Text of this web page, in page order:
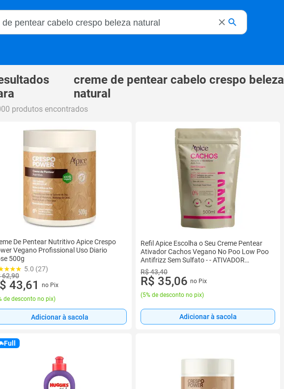
Magalu
creme de pentear cabelo crespo beleza
natural
produtos encontrados
De Pentear Nutritivo Apice Crespo
Vegano Profissional Uso Diario
500g
5.0 (27)
62,90
43,61
no Pix
de desconto no pix)
Adicionar à sacola
Refil Apice Escolha o Seu Creme Pentear
Ativador Cachos Vegano No Poo Low Poo
Antifrizz Sem Sulfato - - ATIVADOR
CACHOS
R$ 43,40
R$ 35,06 no Pix
(5% de desconto no pix)
Adicionar à sacola
Full